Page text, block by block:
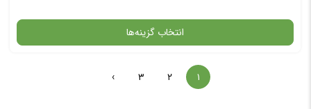
افزودن به سبد خرید
انتخاب گزینه‌ها
۱ ۲ ۳ ›